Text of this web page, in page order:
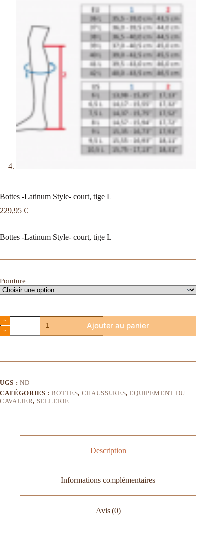
Bottes -Latinum Style- court, tige L
229,95 €
Bottes -Latinum Style- court, tige L
Pointure
Ajouter au panier
UGS : ND
CATÉGORIES :BOTTES, CHAUSSURES,EQUIPEMENT DU
CAVALIER, SELLERIE
Description
Informations complémentaires
Avis (0)